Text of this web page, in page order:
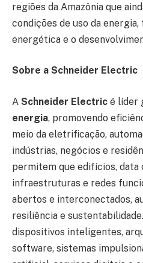
regiões da Amazônia que
condições de uso da
energética e o
Sobre a Schneider Electric
A Schneider Electric é líder
energia, promovendo
meio da eletrificação,
indústrias, negócios e
permitem que edifícios, data
infraestruturas e redes
abertos e interconectados,
resiliência e
dispositivos inteligentes,
software, sistemas